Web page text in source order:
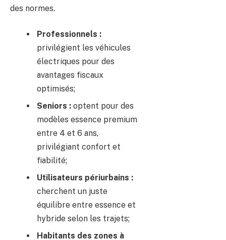
des normes.
Professionnels :
privilégient les véhicules
électriques pour des
avantages fiscaux
optimisés;
Seniors : optent pour des
modèles essence premium
entre 4 et 6 ans,
privilégiant confort et
fiabilité;
Utilisateurs périurbains :
cherchent un juste
équilibre entre essence et
hybride selon les trajets;
Habitants des zones à